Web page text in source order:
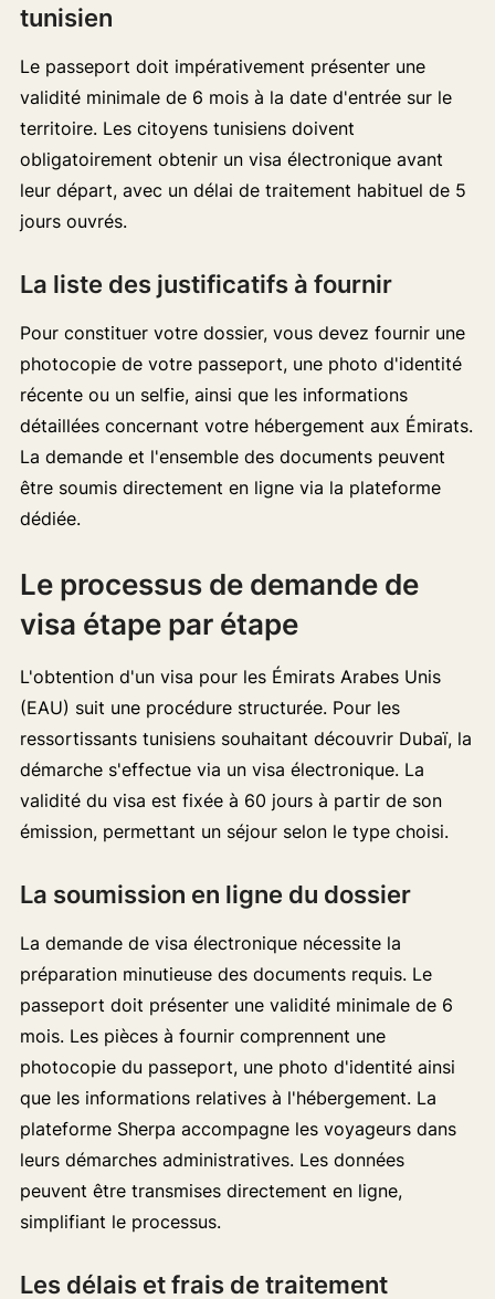
tunisien
Le passeport doit impérativement présenter une
validité minimale de 6 mois à la date d'entrée sur le
territoire. Les citoyens tunisiens doivent
obligatoirement obtenir un visa électronique avant
leur départ, avec un délai de traitement habituel de 5
jours ouvrés.
La liste des justificatifs à fournir
Pour constituer votre dossier, vous devez fournir une
photocopie de votre passeport, une photo d'identité
récente ou un selfie, ainsi que les informations
détaillées concernant votre hébergement aux Émirats.
La demande et l'ensemble des documents peuvent
être soumis directement en ligne via la plateforme
dédiée.
Le processus de demande de
visa étape par étape
L'obtention d'un visa pour les Émirats Arabes Unis
(EAU) suit une procédure structurée. Pour les
ressortissants tunisiens souhaitant découvrir Dubaï, la
démarche s'effectue via un visa électronique. La
validité du visa est fixée à 60 jours à partir de son
émission, permettant un séjour selon le type choisi.
La soumission en ligne du dossier
La demande de visa électronique nécessite la
préparation minutieuse des documents requis. Le
passeport doit présenter une validité minimale de 6
mois. Les pièces à fournir comprennent une
photocopie du passeport, une photo d'identité ainsi
que les informations relatives à l'hébergement. La
plateforme Sherpa accompagne les voyageurs dans
leurs démarches administratives. Les données
peuvent être transmises directement en ligne,
simplifiant le processus.
Les délais et frais de traitement